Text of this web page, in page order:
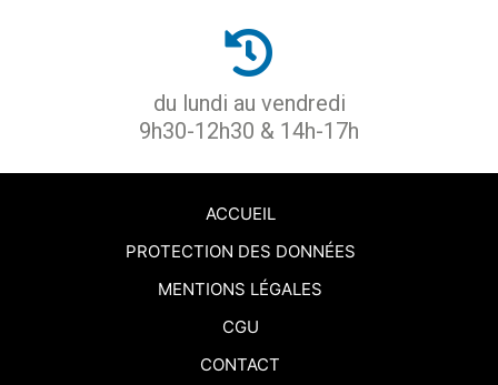
du lundi au vendredi
9h30-12h30 & 14h-17h
ACCUEIL
PROTECTION DES DONNÉES
MENTIONS LÉGALES
CGU
CONTACT